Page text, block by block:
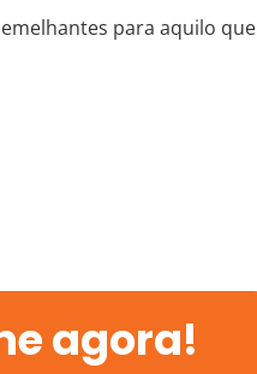
para aquilo que
agora!